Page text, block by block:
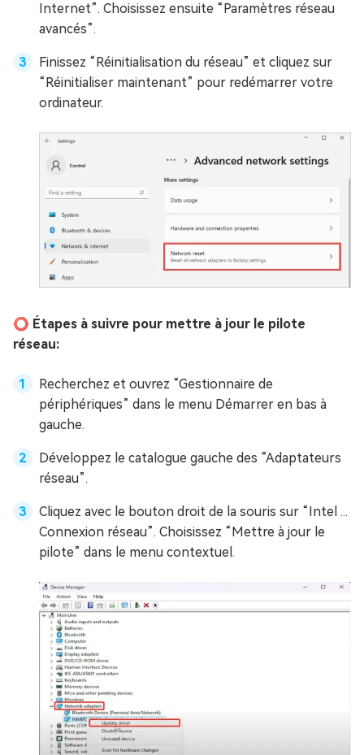
Internet”. Choisissez ensuite “Paramètres réseau
avancés”.
Finissez “Réinitialisation du réseau” et cliquez sur
“Réinitialiser maintenant” pour redémarrer votre
ordinateur.
⭕ Étapes à suivre pour mettre à jour le pilote
réseau:
Recherchez et ouvrez “Gestionnaire de
périphériques” dans le menu Démarrer en bas à
gauche.
Développez le catalogue gauche des “Adaptateurs
réseau”.
Cliquez avec le bouton droit de la souris sur “Intel ...
Connexion réseau”. Choisissez “Mettre à jour le
pilote” dans le menu contextuel.